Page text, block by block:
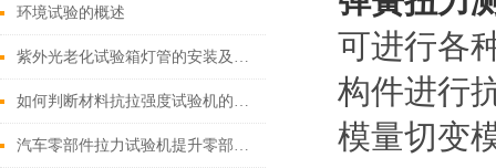
环境试验的概述
紫外光老化试验箱灯管的安装及更换方法
如何判断材料抗拉强度试验机的测试数据是否准确？
汽车零部件拉力试验机提升零部件测试精度
可进行各
构件进行
模量切变